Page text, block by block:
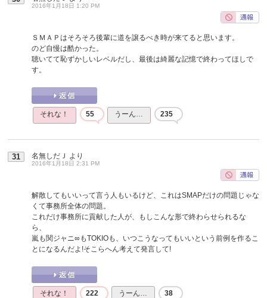
2016年1月18日 1:20 PM
ＳＭＡＰはそろそろ後輩に道を譲るべき時が来てると思います。
のど自慢は酷かった。
聴いてて恥ずかしいレベルだし、最後は綺麗な記憶で終わってほしで
す。
それな！ 55 うーん… 235
31 名無しだＪ より
2016年1月18日 2:31 PM
解散してもいいって言う人もいるけど、これはSMAPだけの問題じゃな
くて事務所全体の問題。
これだけ事務所に貢献した人が、もしこんな形で終わらせられるな
ら、
嵐も関ジャニ∞もTOKIOも、いつこうなってもいいという前例を作るこ
とになるんだよ!そこらへん考えて発言して!
それな！ 222 うーん… 38